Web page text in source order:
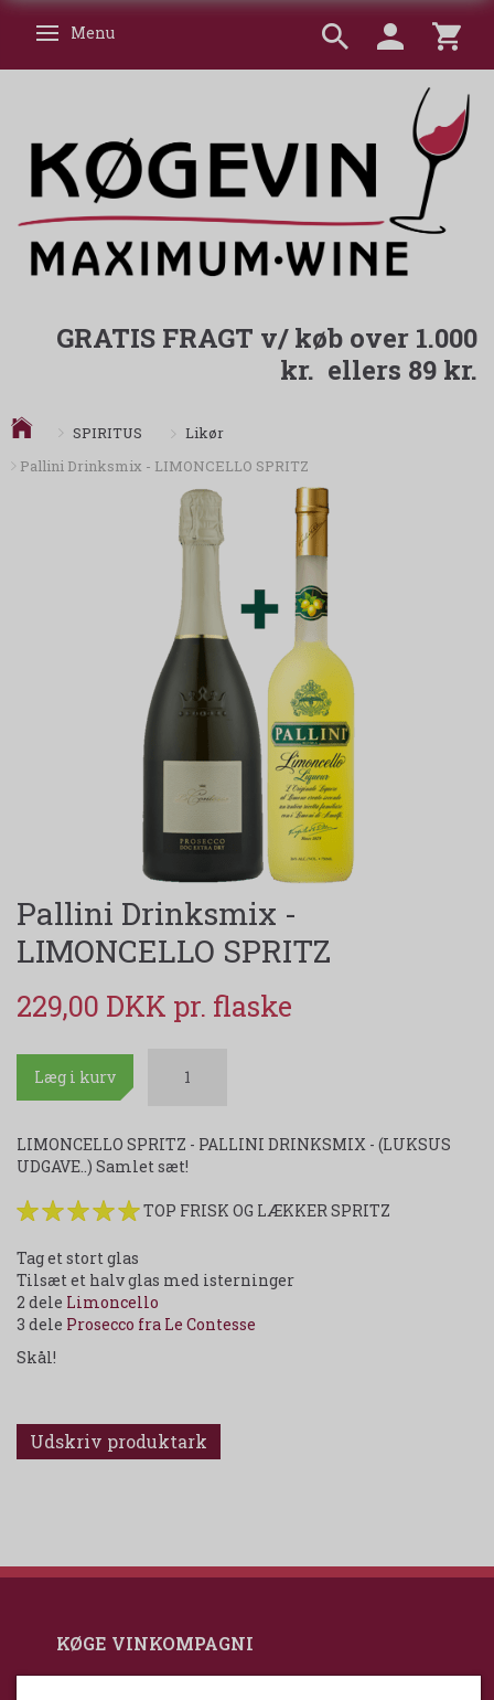
Skifte navigation
Menu
GRATIS FRAGT v/ køb over 1.000
kr. ellers 89 kr.
SPIRITUS
Likør
Pallini Drinksmix - LIMONCELLO SPRITZ
Pallini Drinksmix -
LIMONCELLO SPRITZ
229,00 DKK
Læg i kurv
LIMONCELLO SPRITZ - PALLINI DRINKSMIX - (LUKSUS
UDGAVE..) Samlet sæt!
TOP FRISK OG LÆKKER SPRITZ
Tag et stort glas
Tilsæt et halv glas med isterninger
2 dele Limoncello
3 dele Prosecco fra Le Contesse
Skål!
Udskriv produktark
KØGE VINKOMPAGNI